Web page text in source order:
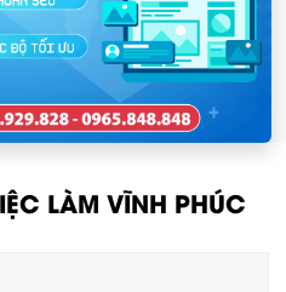
LÀM VĨNH PHÚC